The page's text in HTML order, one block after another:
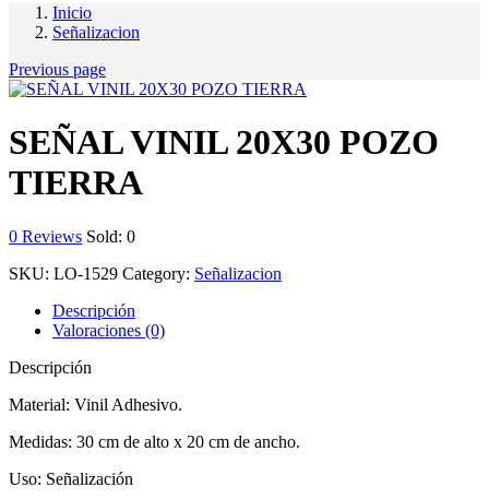
Inicio
Señalizacion
Previous page
SEÑAL VINIL 20X30 POZO
TIERRA
0 Reviews Sold: 0
SKU: LO-1529 Category: Señalizacion
Descripción
Valoraciones (0)
Descripción
Material: Vinil Adhesivo.
Medidas: 30 cm de alto x 20 cm de ancho.
Uso: Señalización